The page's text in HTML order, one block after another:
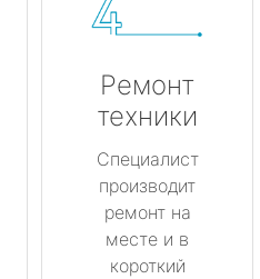
Ремонт
техники
Специалист
производит
ремонт на
месте и в
короткий